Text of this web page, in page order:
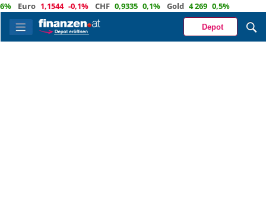
Euro 1,1544 -0,1% CHF 0,9335 0,1% Gold 4 269 0,5%
Depot